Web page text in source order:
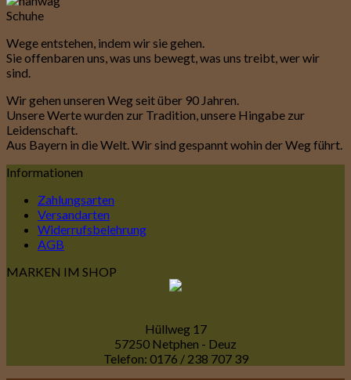
Wege entstehen, indem wir sie gehen.
Sie offenbaren uns, was uns bewegt, was uns treibt, wer wir
sind.
Wir gehen unseren Weg seit über 90 Jahren.
Unsere Werte wurden zur Tradition, unsere Hingabe zur
Leidenschaft.
Aus Bayern in die Welt. Wir sind gespannt wohin der Weg führt.
Informationen
Zahlungsarten
Versandarten
Widerrufsbelehrung
AGB
MARKEN IM SHOP
Hüllweg 17
57250 Netphen - Deuz
Telefon: 0176 / 238 707 39